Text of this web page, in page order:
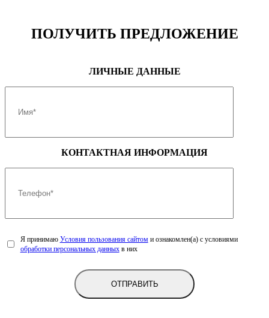
Максимальная мощность
192 (141) / 5600-6300
Максимальный крутящий момент
320 / 1500-4000
Тип привода Подключаемый полный 4WD
ПОДВЕСКА
независимая, пружинная,
типа макферсон, со
стабилизатором поперечной
ПОЛУЧИТЬ ПРЕДЛОЖЕНИЕ
ЛИЧНЫЕ ДАННЫЕ
КОНТАКТНАЯ ИНФОРМАЦИЯ
Я принимаю Условия пользования сайтоми ознакомлен(а) с условиями
обработки персональных данныхв них